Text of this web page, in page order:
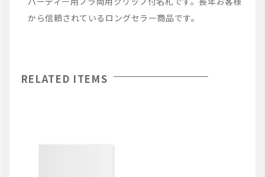
から信頼されているロングセラー商品です。
RELATED ITEMS